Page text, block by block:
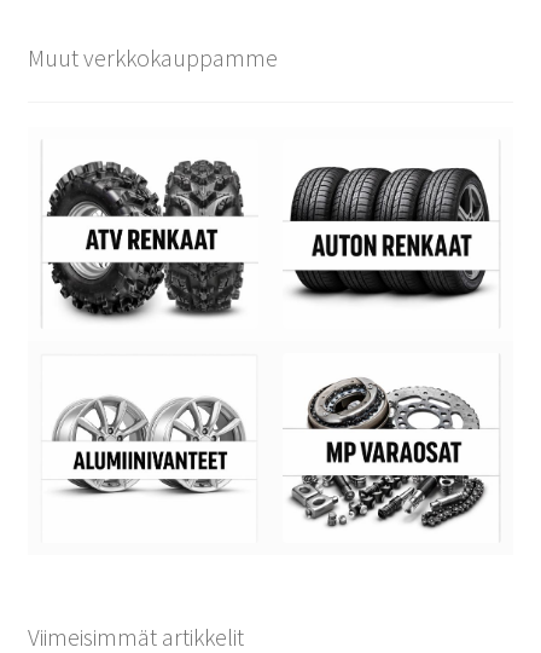
Muut verkkokauppamme
Viimeisimmät artikkelit